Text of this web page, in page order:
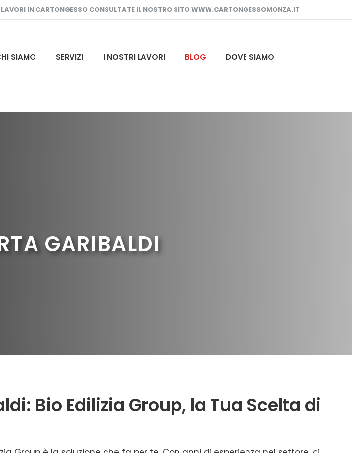
LAVORI IN CARTONGESSO CONSULTATE IL NOSTRO SITO WWW.CARTONGESSOMONZA.IT
SIAMO SERVIZI I NOSTRI LAVORI BLOG DOVE SIAMO
GARIBALDI
Bio Edilizia Group, la Tua Scelta di